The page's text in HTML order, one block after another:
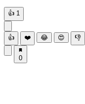
👍 1
👍 ❤️ 😂 😍 👎
0